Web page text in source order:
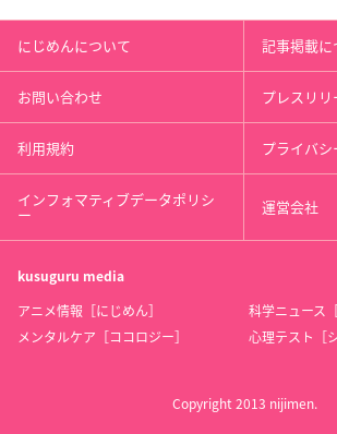
にじめんについて 記事掲載に
お問い合わせ プレスリ
利用規約 プライバ
インフォマティブデータポリシ
ー 運営会社
kusuguru media
アニメ情報［にじめん］
科学ニュース
メンタルケア［ココロジー］
心理テスト［
Copyright 2013 nijimen.